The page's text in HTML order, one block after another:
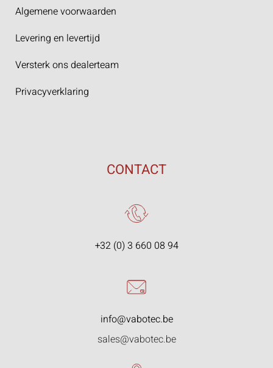
Algemene voorwaarden
Levering en levertijd
Versterk ons dealerteam
Privacyverklaring
CONTACT
+32 (0) 3 660 08 94
info@vabotec.be
sales@vabotec.be